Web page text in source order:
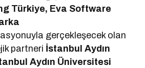
Türkiye, Eva Software
gerçekleşecek olan
partneri İstanbul Aydın
Aydın Üniversitesi